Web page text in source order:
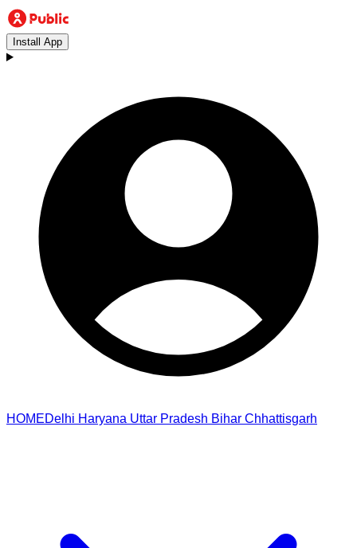
Install App
HOMEDelhi Haryana Uttar Pradesh Bihar Chhattisgarh